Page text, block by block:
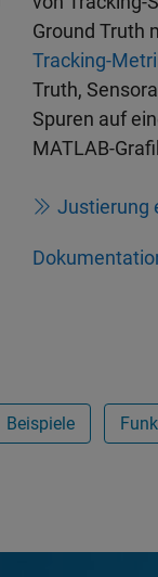
Ground Truth
Tracking-
Truth,
Spuren auf
MATLAB-
Justierung
Beispiele